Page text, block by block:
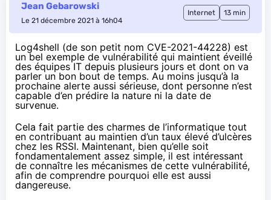
Jean Gebarowski
Le 21 décembre 2021 à 16h04
Internet 13 min
Log4shell (de son petit nom CVE-2021-44228) est
un bel exemple de vulnérabilité qui maintient éveillé
des équipes IT depuis plusieurs jours et dont on va
parler un bon bout de temps. Au moins jusqu’à la
prochaine alerte aussi sérieuse, dont personne n’est
capable d’en prédire la nature ni la date de
survenue.
Cela fait partie des charmes de l’informatique tout
en contribuant au maintien d’un taux élevé d’ulcères
chez les RSSI. Maintenant, bien qu’elle soit
fondamentalement assez simple, il est intéressant
de connaître les mécanismes de cette vulnérabilité,
afin de comprendre pourquoi elle est aussi
dangereuse.